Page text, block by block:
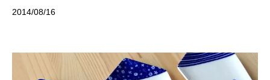
2014/08/16